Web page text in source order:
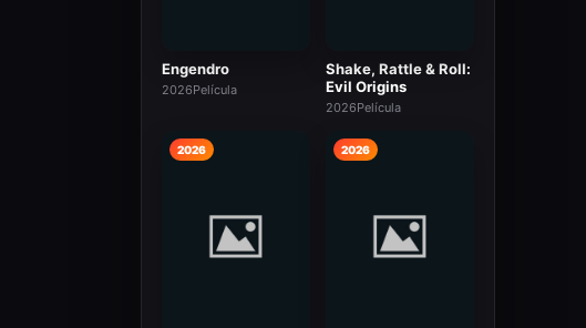
Engendro
2026Película
Shake, Rattle & Roll:
Evil Origins
2026Película
2026 2026